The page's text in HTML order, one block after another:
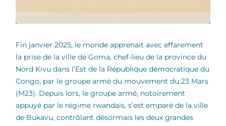
Fin janvier 2025, le monde apprenait avec effarement
la prise de la ville de Goma, chef-lieu de la province du
Nord Kivu dans l’Est de la République démocratique du
Congo, par le groupe armé du mouvement du 23 Mars
(M23). Depuis lors, le groupe armé, notoirement
appuyé par le régime rwandais, s’est emparé de la ville
de Bukavu, contrôlant désormais les deux grandes